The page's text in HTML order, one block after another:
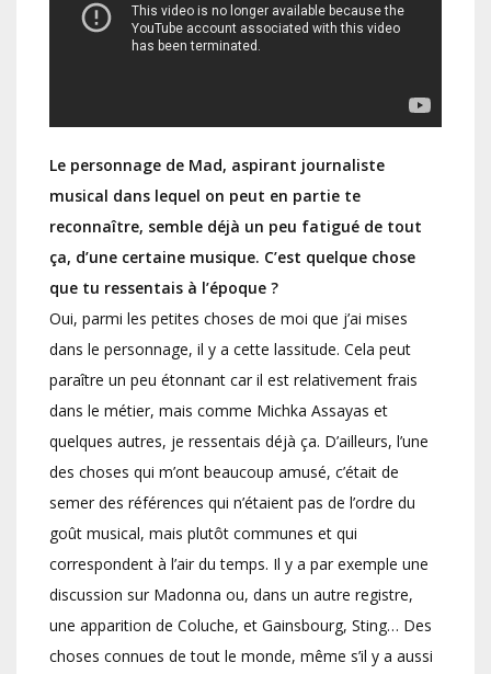
Le personnage de Mad, aspirant journaliste
musical dans lequel on peut en partie te
reconnaître, semble déjà un peu fatigué de tout
ça, d’une certaine musique. C’est quelque chose
que tu ressentais à l’époque ?
Oui, parmi les petites choses de moi que j’ai mises
dans le personnage, il y a cette lassitude. Cela peut
paraître un peu étonnant car il est relativement frais
dans le métier, mais comme Michka Assayas et
quelques autres, je ressentais déjà ça. D’ailleurs, l’une
des choses qui m’ont beaucoup amusé, c’était de
semer des références qui n’étaient pas de l’ordre du
goût musical, mais plutôt communes et qui
correspondent à l’air du temps. Il y a par exemple une
discussion sur Madonna ou, dans un autre registre,
une apparition de Coluche, et Gainsbourg, Sting… Des
choses connues de tout le monde, même s’il y a aussi